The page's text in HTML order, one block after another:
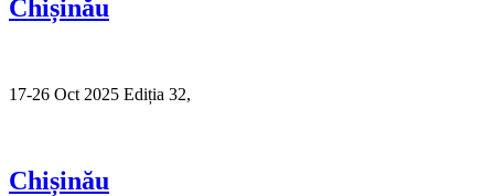
Chișinău
17-26 Oct 2025 Ediția 32,
Chișinău